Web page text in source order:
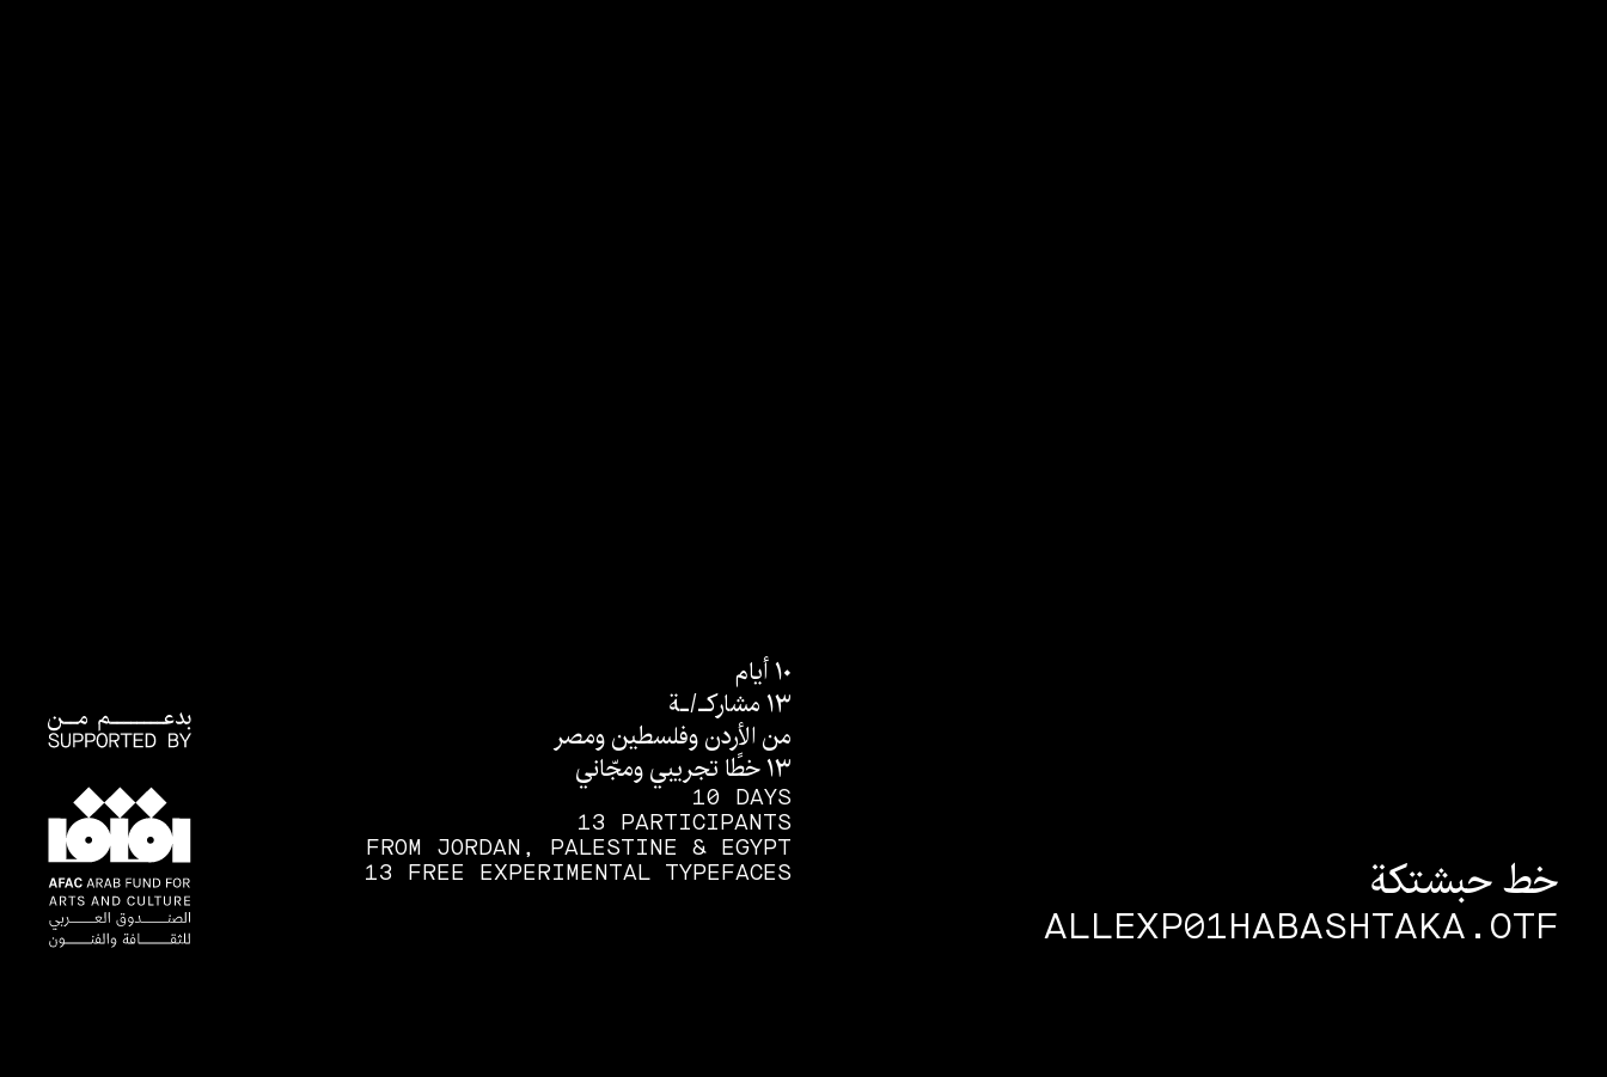
خط حبشتكة
ALLEXP01HABASHTAKA.OTF
١٠ أيام
١٣ مشاركـ/ـة
من الأردن وفلسطين ومصر
١٣ خطًا تجريبي ومجّاني
10 DAYS
13 PARTICIPANTS
FROM JORDAN, PALESTINE & EGYPT
13 FREE EXPERIMENTAL TYPEFACES